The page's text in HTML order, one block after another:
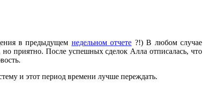
в предыдущем недельном отчете ?!) В любом случае
но приятно. После успешных сделок Алла отписалась, что
и этот период времени лучше переждать.